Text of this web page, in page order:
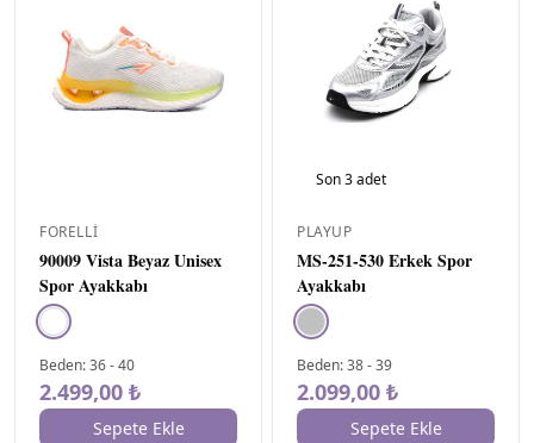
39,5 1
39.5 1
40 15
CINSIYET
Kadın
/
Kız
DESEN▾
Düz 1
FORELLI
90009 Vista Beyaz Unisex
Spor Ayakkabı
Beden:36-40
2.499,00 ₺
Sepete Ekle
Son3adet
PLAYUP
MS-251-530 Erkek Spor
Ayakkabı
Beden:38-39
2.099,00 ₺
Sepete Ekle